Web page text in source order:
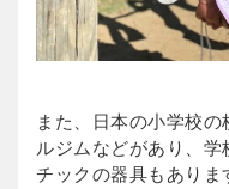
また、日本の小学校
ルジムなどがあり、
チックの器具もありま